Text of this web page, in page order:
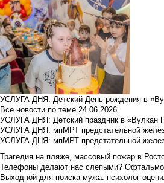
УСЛУГА ДНЯ: Детский День рождения в
Все новости по теме 24.06.2026
УСЛУГА ДНЯ: Детский праздник в «Вулкан
УСЛУГА ДНЯ: мпМРТ предстательной
УСЛУГА ДНЯ: мпМРТ предстательной
Трагедия на пляже, массовый пожар в
Телефоны делают нас слепыми?
Выходной для поиска мужа: психолог